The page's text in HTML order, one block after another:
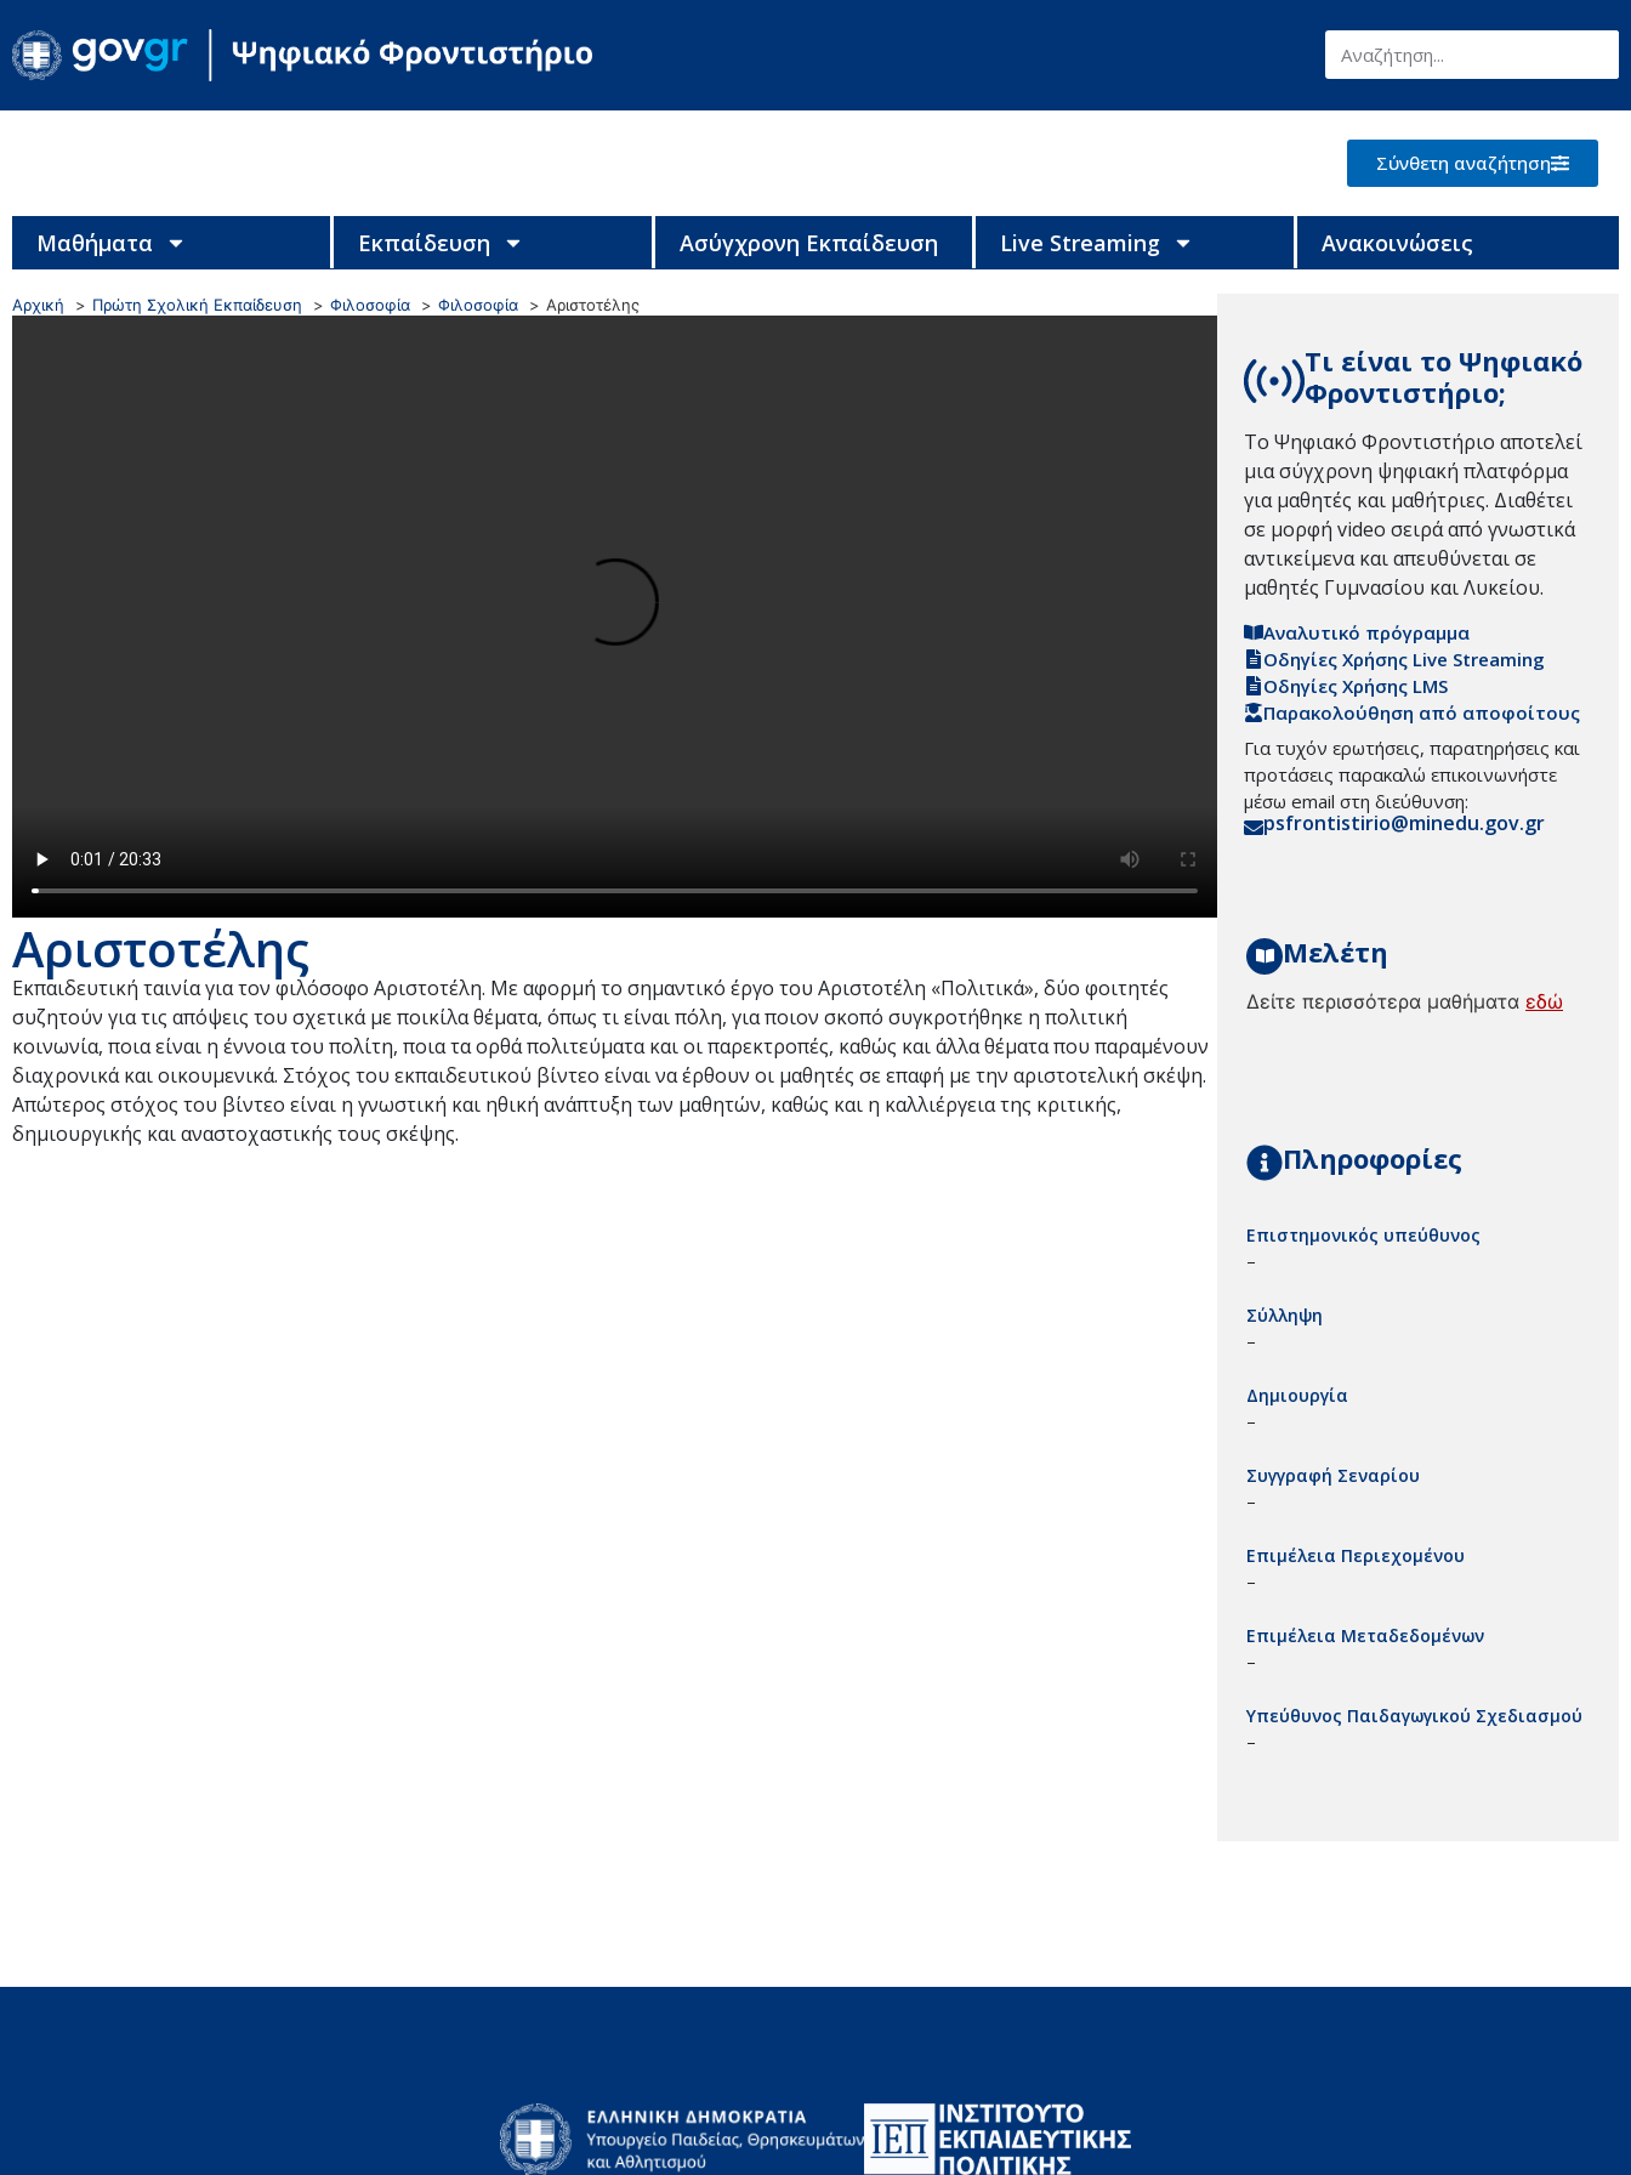
Σύνθετη αναζήτηση
Μαθήματα Εκπαίδευση Ασύγχρονη Εκπαίδευση Live Streaming Ανακοινώσεις
Αρχική Πρώτη Σχολική Εκπαίδευση Φιλοσοφία Φιλοσοφία Αριστοτέλης
Αριστοτέλης
Εκπαιδευτική ταινία για τον φιλόσοφο Αριστοτέλη. Με αφορμή το σημαντικό έργο του Αριστοτέλη «Πολιτικά», δύο φοιτητές
συζητούν για τις απόψεις του σχετικά με ποικίλα θέματα, όπως τι είναι πόλη, για ποιον σκοπό συγκροτήθηκε η πολιτική
κοινωνία, ποια είναι η έννοια του πολίτη, ποια τα ορθά πολιτεύματα και οι παρεκτροπές, καθώς και άλλα θέματα που παραμένουν
διαχρονικά και οικουμενικά. Στόχος του εκπαιδευτικού βίντεο είναι να έρθουν οι μαθητές σε επαφή με την αριστοτελική σκέψη.
Απώτερος στόχος του βίντεο είναι η γνωστική και ηθική ανάπτυξη των μαθητών, καθώς και η καλλιέργεια της κριτικής,
δημιουργικής και αναστοχαστικής τους σκέψης.
Τι είναι το Ψηφιακό
Φροντιστήριο;
Το Ψηφιακό Φροντιστήριο αποτελεί
μια σύγχρονη ψηφιακή πλατφόρμα
για μαθητές και μαθήτριες. Διαθέτει
σε μορφή video σειρά από γνωστικά
αντικείμενα και απευθύνεται σε
μαθητές Γυμνασίου και Λυκείου.
Αναλυτικό πρόγραμμα
Οδηγίες Χρήσης Live Streaming
Οδηγίες Χρήσης LMS
Παρακολούθηση από αποφοίτους
Για τυχόν ερωτήσεις, παρατηρήσεις και
προτάσεις παρακαλώ επικοινωνήστε
μέσω email στη διεύθυνση:
psfrontistirio@minedu.gov.gr
Μελέτη
Δείτε περισσότερα μαθήματα εδώ
Πληροφορίες
Επιστημονικός υπεύθυνος
–
Σύλληψη
–
Δημιουργία
–
Συγγραφή Σεναρίου
–
Επιμέλεια Περιεχομένου
–
Επιμέλεια Μεταδεδομένων
–
Υπεύθυνος Παιδαγωγικού Σχεδιασμού
–